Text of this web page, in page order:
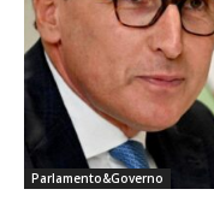
Parlamento&Governo